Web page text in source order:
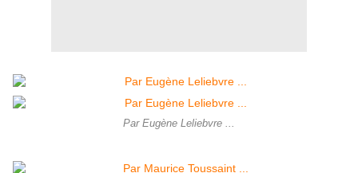
Par Eugène Leliebvre ...